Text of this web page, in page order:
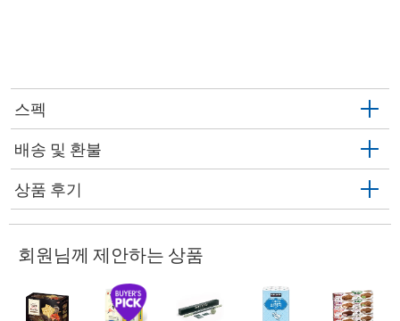
스펙
배송 및 환불
상품 후기
회원님께 제안하는 상품